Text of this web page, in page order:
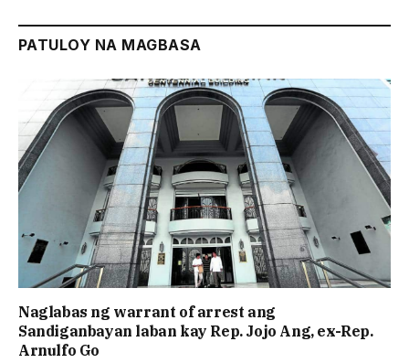
PATULOY NA MAGBASA
Naglabas ng warrant of arrest ang
Sandiganbayan laban kay Rep. Jojo Ang, ex-Rep.
Arnulfo Go